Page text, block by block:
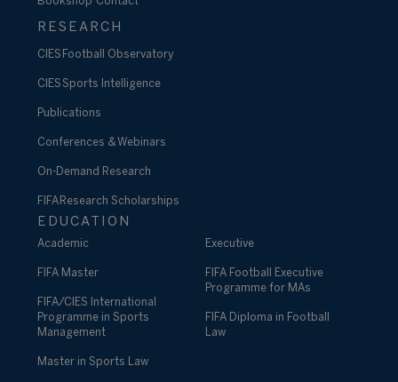
RESEARCH
CIES Football Observatory
CIES Sports Intelligence
Publications
Conferences & Webinars
On-Demand Research
FIFA Research Scholarships
EDUCATION
Academic
FIFA Master
FIFA/CIES International
Programme in Sports
Management
Master in Sports Law
Executive
FIFA Football Executive
Programme for MAs
FIFA Diploma in Football
Law